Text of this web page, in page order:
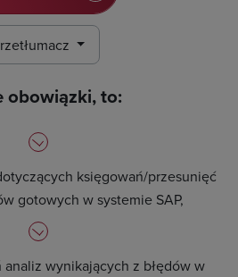
obowiązki, to:
księgowań/przesunięć
gotowych w systemie SAP,
wynikających z błędów w